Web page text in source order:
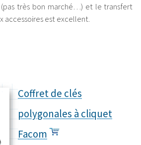
(pas très bon marché…) et le transfert
accessoires est excellent.
Coffret de clés
polygonales à cliquet
Facom